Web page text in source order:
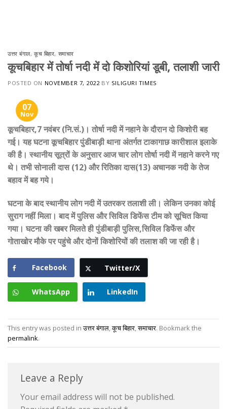
उत्तर बंगाल,कूच बिहार, समाचार
कूचबिहार में तोर्षा नदी में दो किशोरियां डूबी, तलाशी जारी
POSTED ON NOVEMBER 7, 2022 BY SILIGURI TIMES
07
Nov
कूचबिहार,7 नवंबर (नि.सं.)। तोर्षा नदी में नहाने के दौरान दो किशोरी बह
गई। यह घटना कूचबिहार पुंडीबाड़ी थाना अंतर्गत टाकागाछ कारीशाल इलाके
की है। स्थानीय सूत्रों के अनुसार आज चार लोग तोर्षा नदी में नहाने करने गए
थे। तभी सोनाली दास (12) और रितिका दास(13) अचानक नदी के तेज
बहाव में बह गये।
घटना के बाद स्थानीय लोग नदी में उतरकर तलाशी ली। लेकिन उनका कोई
सुराग नहीं मिला। बाद में पुलिस और सिविल डिफेंस टीम को सूचित किया
गया। घटना की खबर मिलते ही पुंडीबाड़ी पुलिस,सिविल डिफेंंस और
गोताखोर मौके पर पहुंचे और दोनों किशोरियों की तलाश की जा रही है।
Facebook Twitter/X
WhatsApp LinkedIn
This entry was posted inउत्तर बंगाल,कूच बिहार,समाचार. Bookmark the
permalink.
Leave a Reply
Your email address will not be published.